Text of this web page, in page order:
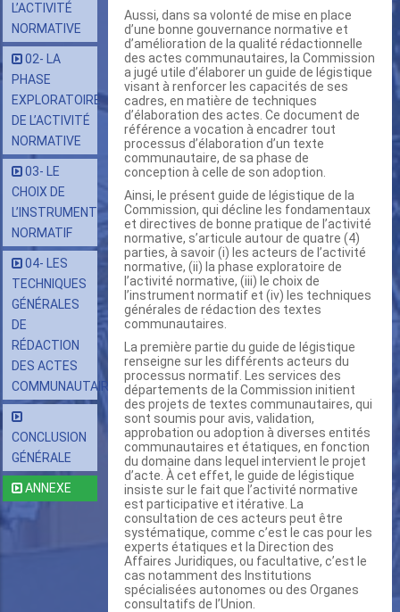
L’ACTIVITÉ
NORMATIVE
02- LA
PHASE
EXPLORATOIRE
DE L’ACTIVITÉ
NORMATIVE
03- LE
CHOIX DE
L’INSTRUMENT
NORMATIF
04- LES
TECHNIQUES
GÉNÉRALES
DE
RÉDACTION
DES ACTES
COMMUNAUTAIRES
CONCLUSION
GÉNÉRALE
ANNEXE
Aussi, dans sa volonté de mise en place
d’une bonne gouvernance normative et
d’amélioration de la qualité rédactionnelle
des actes communautaires, la Commission
a jugé utile d’élaborer un guide de légistique
visant à renforcer les capacités de ses
cadres, en matière de techniques
d’élaboration des actes. Ce document de
référence a vocation à encadrer tout
processus d’élaboration d’un texte
communautaire, de sa phase de
conception à celle de son adoption.
Ainsi, le présent guide de légistique de la
Commission, qui décline les fondamentaux
et directives de bonne pratique de l’activité
normative, s’articule autour de quatre (4)
parties, à savoir (i) les acteurs de l’activité
normative, (ii) la phase exploratoire de
l’activité normative, (iii) le choix de
l’instrument normatif et (iv) les techniques
générales de rédaction des textes
communautaires.
La première partie du guide de légistique
renseigne sur les différents acteurs du
processus normatif. Les services des
départements de la Commission initient
des projets de textes communautaires, qui
sont soumis pour avis, validation,
approbation ou adoption à diverses entités
communautaires et étatiques, en fonction
du domaine dans lequel intervient le projet
d’acte. À cet effet, le guide de légistique
insiste sur le fait que l’activité normative
est participative et itérative. La
consultation de ces acteurs peut être
systématique, comme c’est le cas pour les
experts étatiques et la Direction des
Affaires Juridiques, ou facultative, c’est le
cas notamment des Institutions
spécialisées autonomes ou des Organes
consultatifs de l’Union.